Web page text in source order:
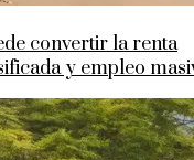
convertir la renta
y empleo